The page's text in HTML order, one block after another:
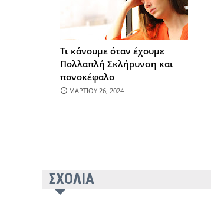
Τι κάνουμε όταν έχουμε
Πολλαπλή Σκλήρυνση και
πονοκέφαλο
ΜΑΡΤΙΟΥ 26, 2024
ΣΧΟΛΙΑ